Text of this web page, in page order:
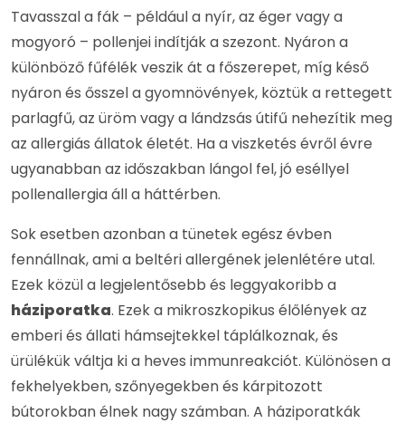
Tavasszal a fák – például a nyír, az éger vagy a
mogyoró – pollenjei indítják a szezont. Nyáron a
különböző fűfélék veszik át a főszerepet, míg késő
nyáron és ősszel a gyomnövények, köztük a rettegett
parlagfű, az üröm vagy a lándzsás útifű nehezítik meg
az allergiás állatok életét. Ha a viszketés évről évre
ugyanabban az időszakban lángol fel, jó eséllyel
pollenallergia áll a háttérben.
Sok esetben azonban a tünetek egész évben
fennállnak, ami a beltéri allergének jelenlétére utal.
Ezek közül a legjelentősebb és leggyakoribb a
háziporatka. Ezek a mikroszkopikus élőlények az
emberi és állati hámsejtekkel táplálkoznak, és
ürülékük váltja ki a heves immunreakciót. Különösen a
fekhelyekben, szőnyegekben és kárpitozott
bútorokban élnek nagy számban. A háziporatkák